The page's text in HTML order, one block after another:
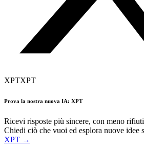
XPTXPT
Prova la nostra nuova IA: XPT
Ricevi risposte più sincere, con meno
Chiedi ciò che vuoi ed esplora nuove idee
XPT →